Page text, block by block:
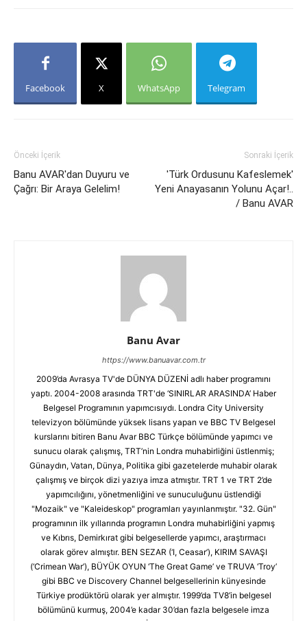
Facebook X WhatsApp Telegram
Önceki İçerik
Banu AVAR'dan Duyuru ve
Çağrı: Bir Araya Gelelim!
Sonraki İçerik
'Türk Ordusunu Kafeslemek'
Yeni Anayasanın Yolunu Açar!..
/ Banu AVAR
Banu Avar
https://www.banuavar.com.tr
2009’da Avrasya TV'de DÜNYA DÜZENİ adlı haber programını
yaptı. 2004-2008 arasında TRT'de ‘SINIRLAR ARASINDA’ Haber
Belgesel Programının yapımcısıydı. Londra City University
televizyon bölümünde yüksek lisans yapan ve BBC TV Belgesel
kurslarını bitiren Banu Avar BBC Türkçe bölümünde yapımcı ve
sunucu olarak çalışmış, TRT’nin Londra muhabirliğini üstlenmiş;
Günaydın, Vatan, Dünya, Politika gibi gazetelerde muhabir olarak
çalışmış ve birçok dizi yazıya imza atmıştır. TRT 1 ve TRT 2’de
yapımcılığını, yönetmenliğini ve sunuculuğunu üstlendiği
"Mozaik" ve "Kaleideskop" programları yayınlanmıştır. "32. Gün"
programının ilk yıllarında programın Londra muhabirliğini yapmış
ve Kıbrıs, Demirkırat gibi belgesellerde yapımcı, araştırmacı
olarak görev almıştır. BEN SEZAR (‘I, Ceasar’), KIRIM SAVAŞI
(‘Crimean War’), BÜYÜK OYUN ‘The Great Game’ ve TRUVA ‘Troy’
gibi BBC ve Discovery Channel belgesellerinin künyesinde
Türkiye prodüktörü olarak yer almıştır. 1999’da TV8’in belgesel
bölümünü kurmuş, 2004’e kadar 30’dan fazla belgesele imza